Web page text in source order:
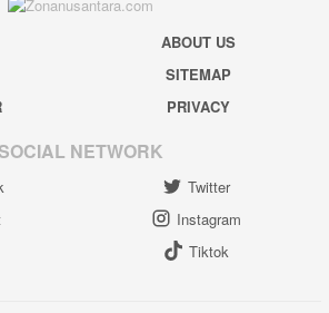
ABOUT US
SITEMAP
PRIVACY
SOCIAL NETWORK
Twitter
Instagram
Tiktok